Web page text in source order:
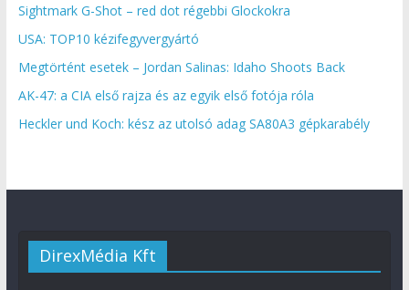
Sightmark G-Shot – red dot régebbi Glockokra
USA: TOP10 kézifegyvergyártó
Megtörtént esetek – Jordan Salinas: Idaho Shoots Back
AK-47: a CIA első rajza és az egyik első fotója róla
Heckler und Koch: kész az utolsó adag SA80A3 gépkarabély
DirexMédia Kft